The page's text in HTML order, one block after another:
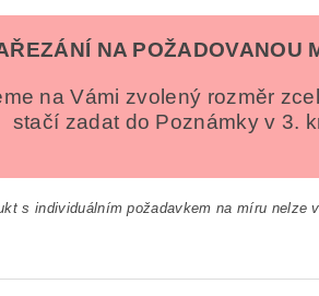
NA POŽADOVANOU
na Vámi zvolený rozměr
stačí zadat do Poznámky v 3.
s individuálním požadavkem na míru nelze